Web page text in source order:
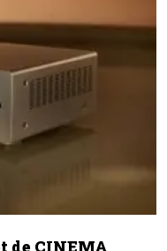
de CINEMA